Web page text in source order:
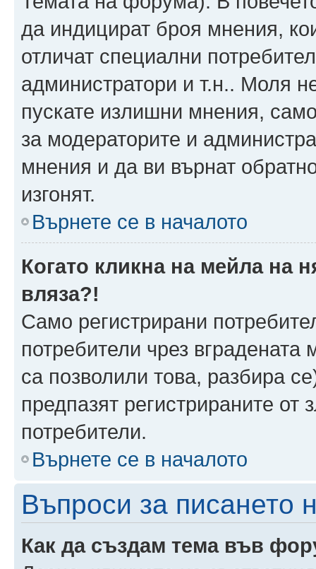
да индицират броя мнения,
отличат специални
администратори и т.н.. Моля
пускате излишни мнения,
за модераторите и
мнения и да ви върнат
изгонят.
Върнете се в началото
Когато кликна на мейла на
вляза?!
Само регистрирани
потребители чрез
са позволили това, разбира
предпазят регистрираните от
потребители.
Върнете се в началото
Въпроси за писането
Как да създам тема във